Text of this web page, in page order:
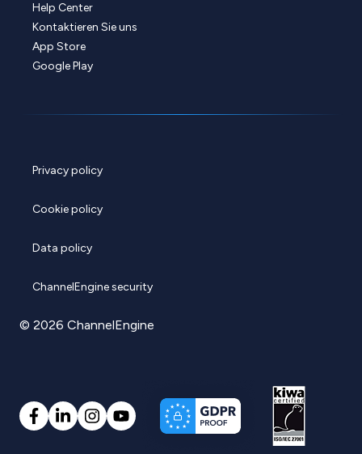
Help Center
Kontaktieren Sie uns
App Store
Google Play
Privacy policy
Cookie policy
Data policy
ChannelEngine security
© 2026 ChannelEngine